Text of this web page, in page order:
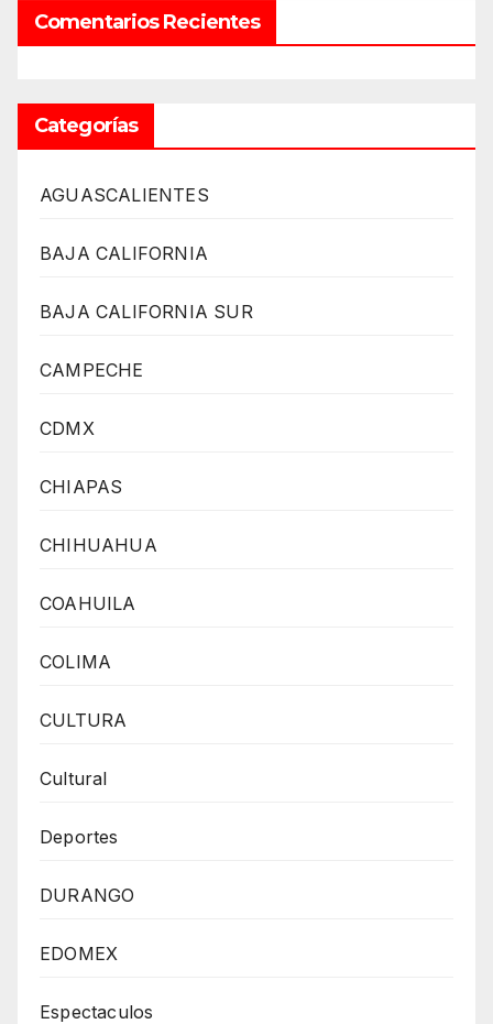
Comentarios Recientes
Categorías
AGUASCALIENTES
BAJA CALIFORNIA
BAJA CALIFORNIA SUR
CAMPECHE
CDMX
CHIAPAS
CHIHUAHUA
COAHUILA
COLIMA
CULTURA
Cultural
Deportes
DURANGO
EDOMEX
Espectaculos